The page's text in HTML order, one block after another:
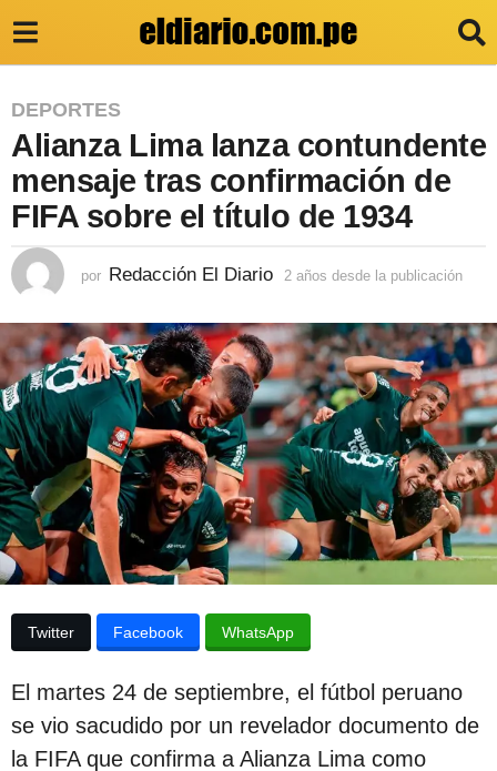
2
a
ñ
o
d
s
d
e
l
a
p
u
b
l
i
a
c
DEPORTES
Alianza Lima lanza contundente
mensaje tras confirmación de
FIFA sobre el título de 1934
por Redacción El Diario 2 años desde la publicación
o
s
d
e
s
d
e
l
p
u
ó
n
Twitter Facebook WhatsApp
El martes 24 de septiembre, el fútbol peruano
se vio sacudido por un revelador documento de
la FIFA que confirma a Alianza Lima como